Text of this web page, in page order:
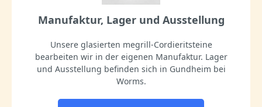
Manufaktur, Lager und Ausstellung
Unsere glasierten megrill-Cordieritsteine
bearbeiten wir in der eigenen Manufaktur. Lager
und Ausstellung befinden sich in Gundheim bei
Worms.